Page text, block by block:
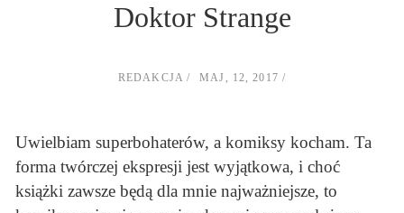
Doktor Strange
REDAKCJA MAJ, 12, 2017
Uwielbiam superbohaterów, a komiksy kocham. Ta
forma twórczej ekspresji jest wyjątkowa, i choć
książki zawsze będą dla mnie najważniejsze, to